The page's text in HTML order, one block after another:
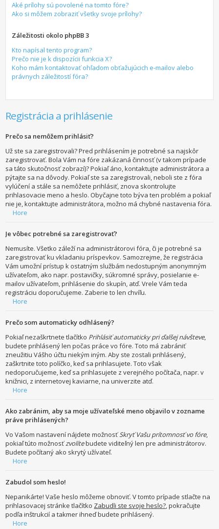
Aké prílohy sú povolené na tomto fóre?
Ako si môžem zobraziť všetky svoje prílohy?
Záležitosti okolo phpBB 3
Kto napísal tento program?
Prečo nie je k dispozícii funkcia X?
Koho mám kontaktovať ohľadom obťažujúcich e-mailov alebo
právnych záležitostí fóra?
Registrácia a prihlásenie
Prečo sa nemôžem prihlásiť?
Už ste sa zaregistrovali? Pred prihlásením je potrebné sa najskôr
zaregistrovať. Bola Vám na fóre zakázaná činnosť (v takom prípade
sa táto skutočnosť zobrazí)? Pokiaľ áno, kontaktujte administrátora a
pýtajte sa na dôvody. Pokiaľ ste sa zaregistrovali, neboli ste z fóra
vylúčení a stále sa nemôžete prihlásiť, znova skontrolujte
prihlasovacie meno a heslo. Obyčajne toto býva ten problém a pokiaľ
nie je, kontaktujte administrátora, možno má chybné nastavenia fóra.
Hore
Je vôbec potrebné sa zaregistrovať?
Nemusíte. Všetko záleží na administrátorovi fóra, či je potrebné sa
zaregistrovať ku vkladaniu príspevkov. Samozrejme, že registrácia
Vám umožní prístup k ostatným službám nedostupným anonymným
užívateľom, ako napr. postavičky, súkromné správy, posielanie e-
mailov užívateľom, prihlásenie do skupín, atď. Vrele Vám teda
registráciu doporučujeme. Zaberie to len chvíľu.
Hore
Prečo som automaticky odhlásený?
Pokiaľ nezaškrtnete tlačítko Prihlásiť automaticky pri ďalšej návšteve,
budete prihlásený len počas práce vo fóre. Toto má zabrániť
zneužitiu Vášho účtu niekým iným. Aby ste zostali prihlásený,
zaškrtnite toto políčko, keď sa prihlasujete. Toto však
nedoporučujeme, keď sa prihlasujete z verejného počítača, napr. v
knižnici, z internetovej kaviarne, na univerzite atď.
Hore
Ako zabránim, aby sa moje užívateľské meno objavilo v zozname
práve prihlásených?
Vo Vašom nastavení nájdete možnosťSkryť Vašu prítomnosť vo fóre,
pokiaľ túto možnosťzvolítebudete viditeľný len pre administrátorov.
Budete počítaný ako skrytý užívateľ.
Hore
Zabudol som heslo!
Nepanikárte! Vaše heslo môžeme obnoviť. V tomto prípade stlačte na
prihlasovacej stránke tlačítko Zabudli ste svoje heslo?, pokračujte
podľa inštrukcií a takmer ihneď budete prihlásený.
Hore